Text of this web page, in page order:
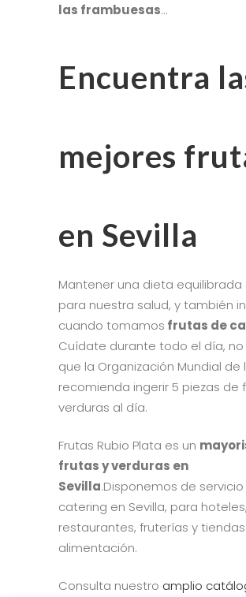
las frambuesas…
Encuentra
mejores
en Sevilla
Mantener una dieta equilibrada
para nuestra salud, y también
cuando tomamos frutas de
Cuídate durante todo el día, no
que la Organización Mundial de
recomienda ingerir 5 piezas de
verduras al día.
Frutas Rubio Plata es un
frutas y verduras en
Sevilla.Disponemos de
catering en Sevilla, para hoteles,
restaurantes, fruterías y
alimentación.
Consulta nuestro amplio